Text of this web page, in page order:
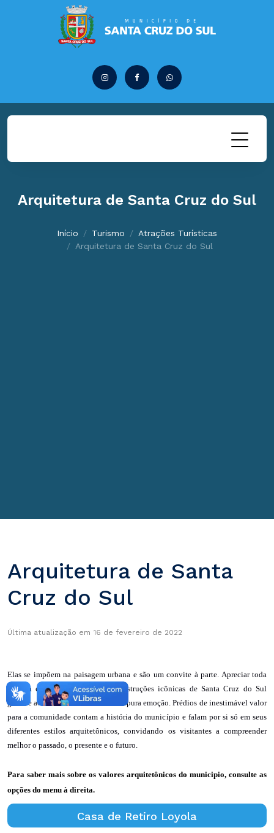
Arquitetura de Santa Cruz do Sul
Início Turismo
Atrações Turísticas
Arquitetura de Santa Cruz do Sul
Arquitetura de Santa
Cruz do Sul
Última atualização em 16 de fevereiro de 2022
Elas se impõem na paisagem urbana e são um convite à parte. Apreciar toda
riqueza e a singularidade das construções icônicas de Santa Cruz do Sul
garante aos visitantes momentos de pura emoção. Prédios de inestimável valor
para a comunidade contam a história do município e falam por si só em seus
diferentes estilos arquitetônicos, convidando os visitantes a compreender
melhor o passado, o presente e o futuro.
Para saber mais sobre os valores arquitetônicos do municipio, consulte as
opções do menu à direita.
Casa de Retiro Loyola